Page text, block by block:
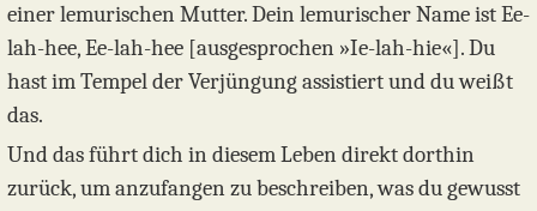
einer lemurischen Mutter. Dein lemurischer Name ist Ee-
lah-hee, Ee-lah-hee [ausgesprochen »Ie-lah-hie«]. Du
hast im Tempel der Verjüngung assistiert und du weißt
das.
Und das führt dich in diesem Leben direkt dorthin
zurück, um anzufangen zu beschreiben, was du gewusst